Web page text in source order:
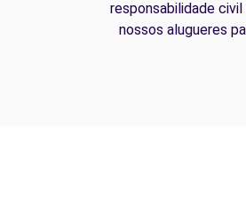
responsabilidade
nossos alugueres